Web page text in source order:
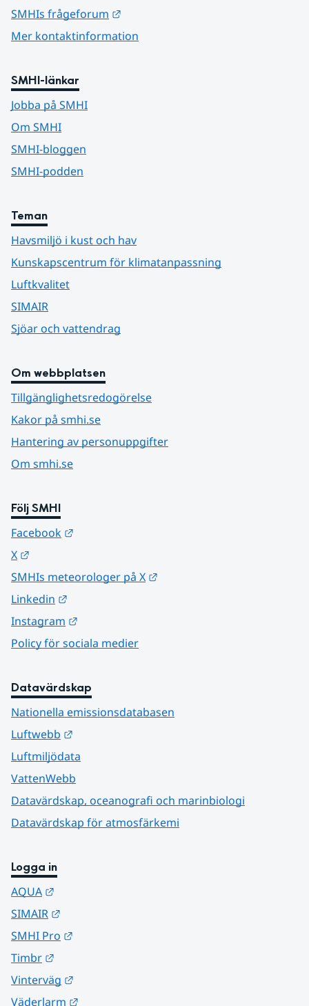
SMHIs frågeforum
Mer kontaktinformation
SMHI-länkar
Jobba på SMHI
Om SMHI
SMHI-bloggen
SMHI-podden
Teman
Havsmiljö i kust och hav
Kunskapscentrum för klimatanpassning
Luftkvalitet
SIMAIR
Sjöar och vattendrag
Om webbplatsen
Tillgänglighetsredogörelse
Kakor på smhi.se
Hantering av personuppgifter
Om smhi.se
Följ SMHI
Facebook
X
SMHIs meteorologer på X
Linkedin
Instagram
Policy för sociala medier
Datavärdskap
Nationella emissionsdatabasen
Luftwebb
Luftmiljödata
VattenWebb
Datavärdskap, oceanografi och marinbiologi
Datavärdskap för atmosfärkemi
Logga in
AQUA
SIMAIR
SMHI Pro
Timbr
Vinterväg
Väderlarm